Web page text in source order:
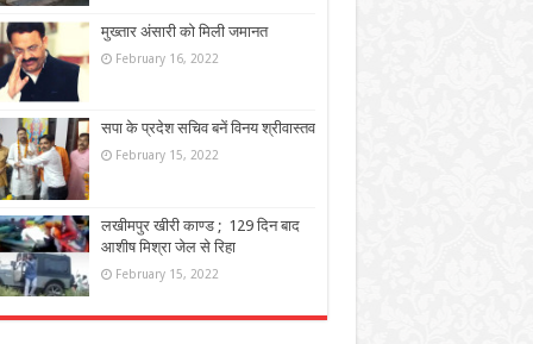
मुख्तार अंसारी को मिली जमानत
February 16, 2022
सपा के प्रदेश सचिव बनें विनय श्रीवास्तव
February 15, 2022
लखीमपुर खीरी काण्ड ; 129 दिन बाद
आशीष मिश्रा जेल से रिहा
February 15, 2022